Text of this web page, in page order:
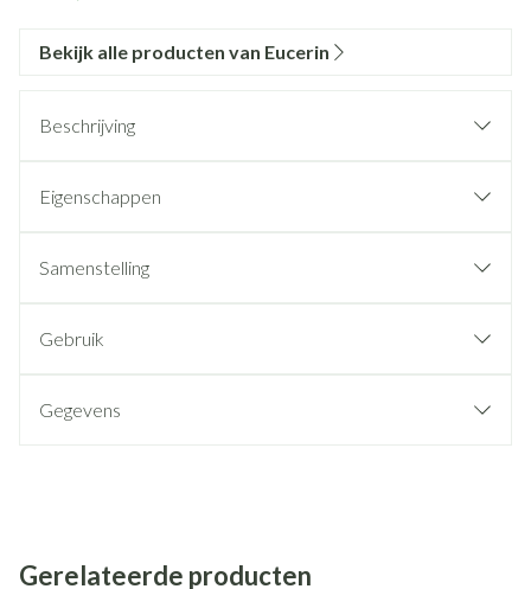
Bekijk alle producten van Eucerin
Beschrijving
Eigenschappen
Samenstelling
Gebruik
Gegevens
Gerelateerde producten